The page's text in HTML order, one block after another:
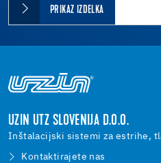
PRIKAZ IZDELKA
UZIN UTZ SLOVENIJA D.O.O.
Inštalacijski sistemi za estrihe,
Kontaktirajete nas